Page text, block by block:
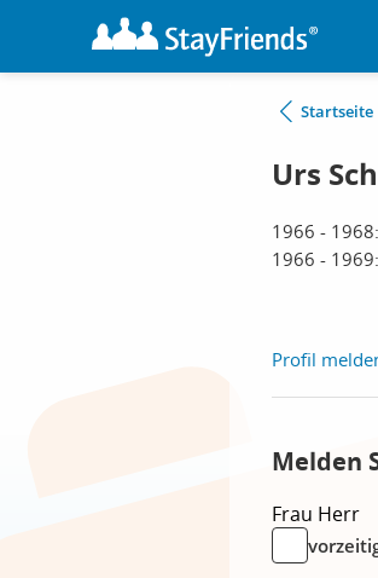
Startseite
Urs
1966 - 1968:
1966 - 1969:
Profil
Melden
Frau Herr